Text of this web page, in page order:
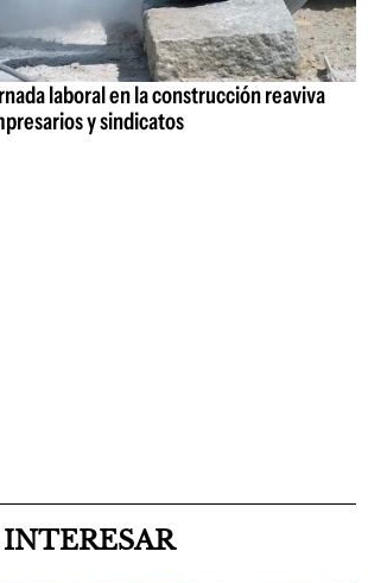
laboral en la construcción reaviva
y sindicatos